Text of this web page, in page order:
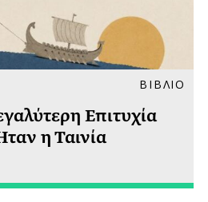
ΒΙΒΛΙΟ
Επιτυχία
η Ταινία